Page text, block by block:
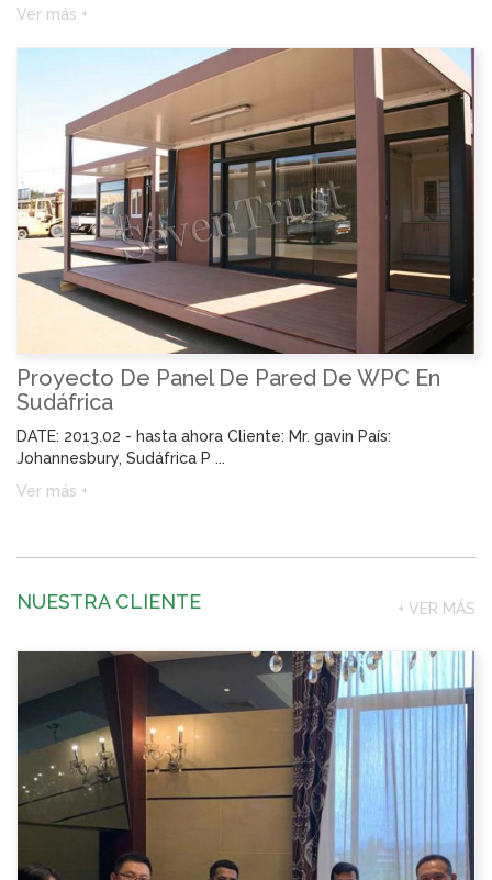
Ver más +
Proyecto De Panel De Pared De WPC En
Sudáfrica
DATE: 2013.02 - hasta ahora Cliente: Mr. gavin País:
Johannesbury, Sudáfrica P ...
Ver más +
NUESTRA CLIENTE + VER MÁS